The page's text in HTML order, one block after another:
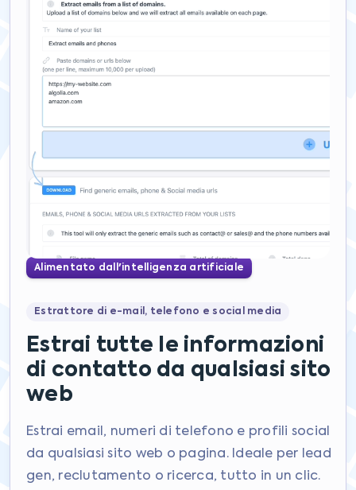
Alimentato dall'intelligenza artificiale
Estrattore di e-mail, telefono e social media
Estrai tutte le informazioni
di contatto da qualsiasi sito
web
Estrai email, numeri di telefono e profili social
da qualsiasi sito web o pagina. Ideale per lead
gen, reclutamento o ricerca, tutto in un clic.